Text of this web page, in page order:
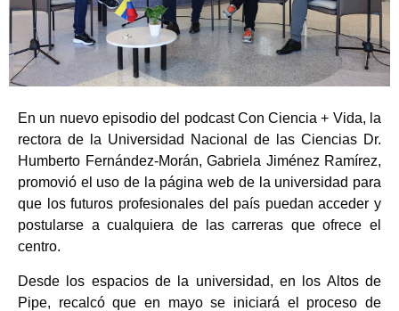
En un nuevo episodio del podcast Con Ciencia + Vida, la
rectora de la Universidad Nacional de las Ciencias Dr.
Humberto Fernández-Morán, Gabriela Jiménez Ramírez,
promovió el uso de la página web de la universidad para
que los futuros profesionales del país puedan acceder y
postularse a cualquiera de las carreras que ofrece el
centro.
Desde los espacios de la universidad, en los Altos de
Pipe, recalcó que en mayo se iniciará el proceso de